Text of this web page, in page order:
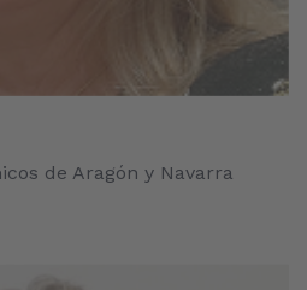
de Aragón y Navarra